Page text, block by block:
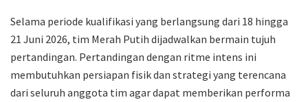
Selama periode kualifikasi yang berlangsung dari 18 hingga
21 Juni 2026, tim Merah Putih dijadwalkan bermain tujuh
pertandingan. Pertandingan dengan ritme intens ini
membutuhkan persiapan fisik dan strategi yang terencana
dari seluruh anggota tim agar dapat memberikan performa